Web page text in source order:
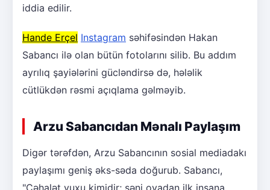
iddia edilir.
Hande Erçel Instagram səhifəsindən Hakan
Sabancı ilə olan bütün fotolarını silib. Bu addım
ayrılıq şayiələrini gücləndirsə də, hələlik
cütlükdən rəsmi açıqlama gəlməyib.
Arzu Sabancıdan Mənalı Paylaşım
Digər tərəfdən, Arzu Sabancının sosial mediadakı
paylaşımı geniş əks-səda doğurub. Sabancı,
"Cəhalət yuxu kimidir; səni oyadan ilk insana